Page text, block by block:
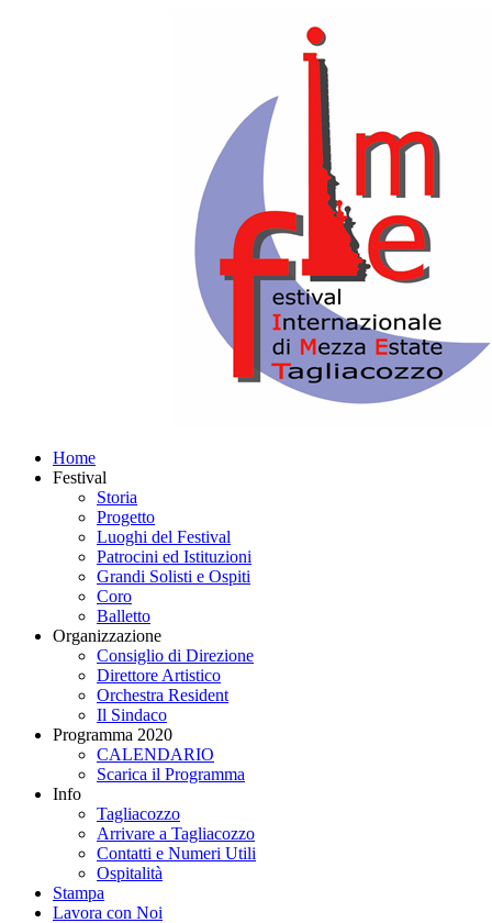
Home
Festival
Storia
Progetto
Luoghi del Festival
Patrocini ed Istituzioni
Grandi Solisti e Ospiti
Coro
Balletto
Organizzazione
Consiglio di Direzione
Direttore Artistico
Orchestra Resident
Il Sindaco
Programma 2020
CALENDARIO
Scarica il Programma
Info
Tagliacozzo
Arrivare a Tagliacozzo
Contatti e Numeri Utili
Ospitalità
Stampa
Lavora con Noi